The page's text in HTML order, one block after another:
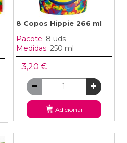
8 Copos Hippie 266 ml
Pacote: 8 uds
Medidas: 250 ml
3,20 €
Adicionar